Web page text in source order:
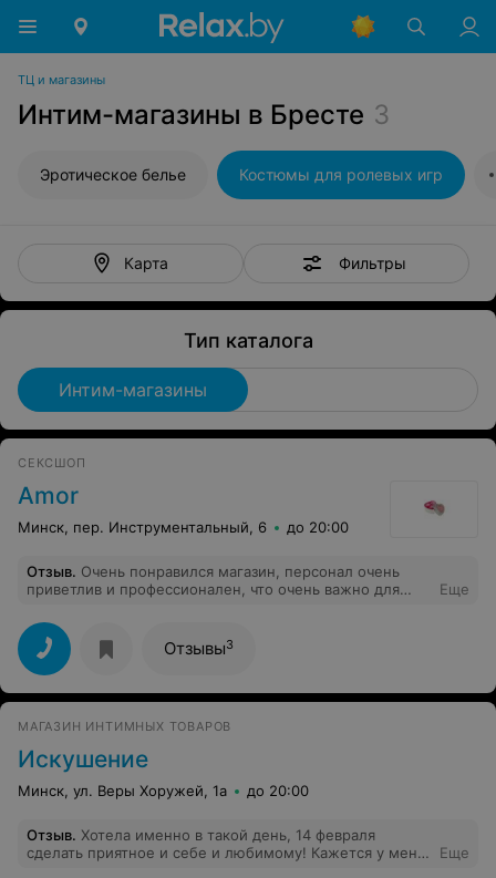
ТЦ и магазины
Интим-магазины в Бресте 3
Эротическое белье Костюмы для ролевых игр
Карта Фильтры
Тип каталога
Интим-магазины
СЕКСШОП
Amor
Минск, пер. Инструментальный, 6 до 20:00
Отзыв. Очень понравился магазин, персонал очень
приветлив и профессионален, что очень важно для
ассортимент.Проводят бесплатные экскурсии по
магазину, приглашают на интересные тренинги.
Желаем вашему магазину отзывчивых и благодарных
клиентов, и побольше!Рекомендуем!
Еще
Отзывы3
МАГАЗИН ИНТИМНЫХ ТОВАРОВ
Искушение
Минск, ул. Веры Хоружей, 1а до 20:00
Отзыв. Хотела именно в такой день, 14 февраля
сделать приятное и себе и любимому! Кажется у меня
Еще